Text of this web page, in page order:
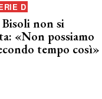
D
Bisoli non si
«Non possiamo
tempo così»